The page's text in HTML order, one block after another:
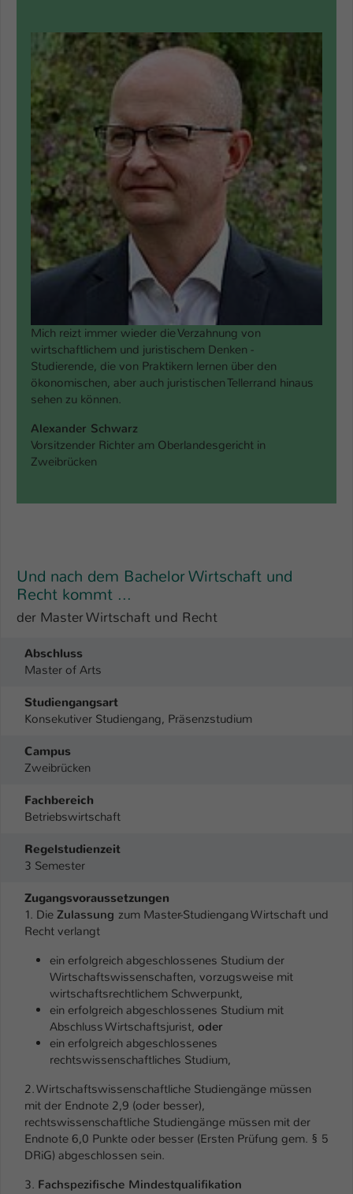
Mich reizt immer wieder die Verzahnung von
wirtschaftlichem und juristischem Denken -
Studierende, die von Praktikern lernen über den
ökonomischen, aber auch juristischen Tellerrand hinaus
sehen zu können.
Alexander Schwarz
Vorsitzender Richter am Oberlandesgericht in
Zweibrücken
Und nach dem Bachelor Wirtschaft und
Recht kommt ...
der Master Wirtschaft und Recht
Abschluss
Master of Arts
Studiengangsart
Konsekutiver Studiengang, Präsenzstudium
Campus
Zweibrücken
Fachbereich
Betriebswirtschaft
Regelstudienzeit
3 Semester
Zugangsvoraussetzungen
1. Die Zulassung zum Master-Studiengang Wirtschaft und
Recht verlangt
ein erfolgreich abgeschlossenes Studium der
Wirtschaftswissenschaften, vorzugsweise mit
wirtschaftsrechtlichem Schwerpunkt,
ein erfolgreich abgeschlossenes Studium mit
Abschluss Wirtschaftsjurist, oder
ein erfolgreich abgeschlossenes
rechtswissenschaftliches Studium,
2. Wirtschaftswissenschaftliche Studiengänge müssen
mit der Endnote 2,9 (oder besser),
rechtswissenschaftliche Studiengänge müssen mit der
Endnote 6,0 Punkte oder besser (Ersten Prüfung gem. § 5
DRiG) abgeschlossen sein.
3. Fachspezifische Mindestqualifikation